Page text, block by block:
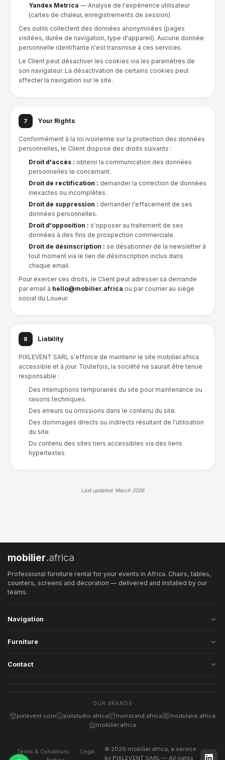
Yandex Metrica — Analyse de l'expérience utilisateur
(cartes de chaleur, enregistrements de session)
Ces outils collectent des données anonymisées (pages
visitées, durée de navigation, type d'appareil). Aucune donnée
personnelle identifiante n'est transmise à ces services.
Le Client peut désactiver les cookies via les paramètres de
son navigateur. La désactivation de certains cookies peut
affecter la navigation sur le site.
7 Your Rights
Conformément à la loi ivoirienne sur la protection des données
personnelles, le Client dispose des droits suivants :
Droit d'accès : obtenir la communication des données
personnelles le concernant.
Droit de rectification : demander la correction de données
inexactes ou incomplètes.
Droit de suppression : demander l'effacement de ses
données personnelles.
Droit d'opposition : s'opposer au traitement de ses
données à des fins de prospection commerciale.
Droit de désinscription : se désabonner de la newsletter à
tout moment via le lien de désinscription inclus dans
chaque email.
Pour exercer ces droits, le Client peut adresser sa demande
par email à hello@mobilier.africa ou par courrier au siège
social du Loueur.
8 Liability
PIXLEVENT SARL s'efforce de maintenir le site mobilier.africa
accessible et à jour. Toutefois, la société ne saurait être tenue
responsable :
Des interruptions temporaires du site pour maintenance ou
raisons techniques.
Des erreurs ou omissions dans le contenu du site.
Des dommages directs ou indirects résultant de l'utilisation
du site.
Du contenu des sites tiers accessibles via des liens
hypertextes.
Last updated: March 2026
mobilier.africa
Professional furniture rental for your events in Africa. Chairs, tables,
counters, screens and decoration — delivered and installed by our
teams.
Navigation
Home
How it works
Second-hand
Furniture
All-in-One Packs
TVs & Screens
Contact
hello@mobilier.africa
OUR BRANDS
pixlevent.com pixlstudio.africa monstand.africa
modulaire.africa
mobilier.africa
Terms & Conditions ·
Legal
© 2026 mobilier.africa, a service
by PIXLEVENT SARL — All rights